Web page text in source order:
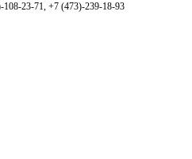
23-71, +7 (473)-239-18-93